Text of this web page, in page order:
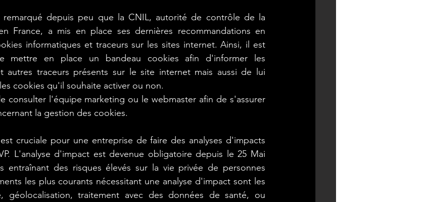
#Données_personnelles_harcelement
na #formaliser, labelliser #communique
#règles_choix_mots_de_passe #RSE
#authentification_forte
#référentiels I3 - Définir une politique de mise
depuis peu que la CNIL, autorité de contrôle de la
France, a mis en place ses dernières recommandations en
informatiques et traceurs sur les sites internet. Ainsi, il est
mettre en place un bandeau cookies afin d'informer les
autres traceurs présents sur le site internet mais aussi de lui
cookies qu'il souhaite activer ou non.
consulter l'équipe marketing ou le webmaster afin de s'assurer
la gestion des cookies.
cruciale pour une entreprise de faire des analyses d'impacts
L'analyse d'impact est devenue obligatoire depuis le 25 Mai
entraînant des risques élevés sur la vie privée de personnes
les plus courants nécessitant une analyse d'impact sont les
géolocalisation, traitement avec des données de santé, ou